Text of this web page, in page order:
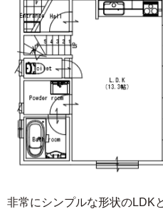
非常にシンプルな形状のLDK